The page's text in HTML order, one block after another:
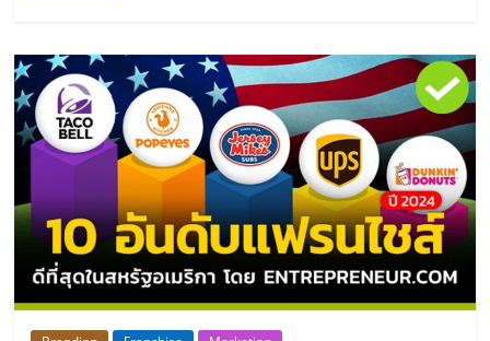
ไชส์,
ที่
ปรึกษา
แฟ
รน